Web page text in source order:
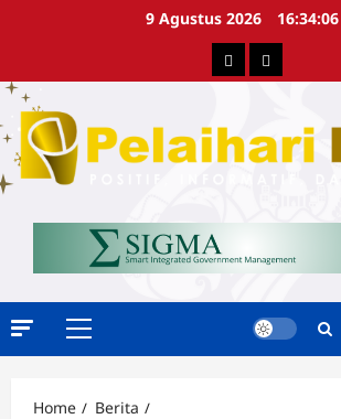
9 Agustus 2026 16:34:06
Berita Advertorial
Primary
Home
Berita